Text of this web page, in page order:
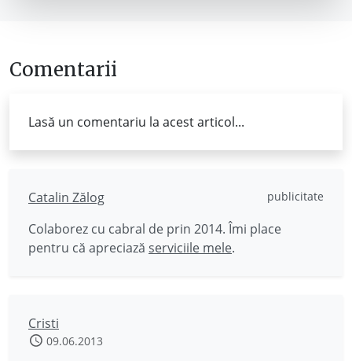
Comentarii
Lasă un comentariu la acest articol...
Catalin Zălog publicitate
Colaborez cu cabral de prin 2014. Îmi place
pentru că apreciază serviciile mele.
Cristi
09.06.2013